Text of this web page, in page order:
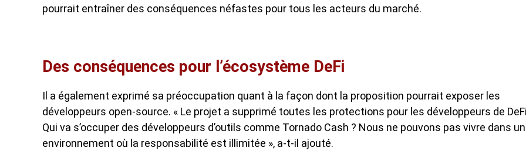
pourrait entraîner des conséquences néfastes pour tous les acteurs du marché.
Des conséquences pour l’écosystème DeFi
Il a également exprimé sa préoccupation quant à la façon dont la proposition pourrait exposer les
développeurs open-source. « Le projet a supprimé toutes les protections pour les développeurs de
Qui va s’occuper des développeurs d’outils comme Tornado Cash ? Nous ne pouvons pas vivre dans un
environnement où la responsabilité est illimitée », a-t-il ajouté.